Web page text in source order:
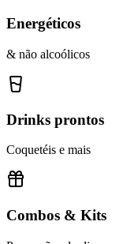
Energéticos
& não alcoólicos
Drinks prontos
Coquetéis e mais
Combos & Kits